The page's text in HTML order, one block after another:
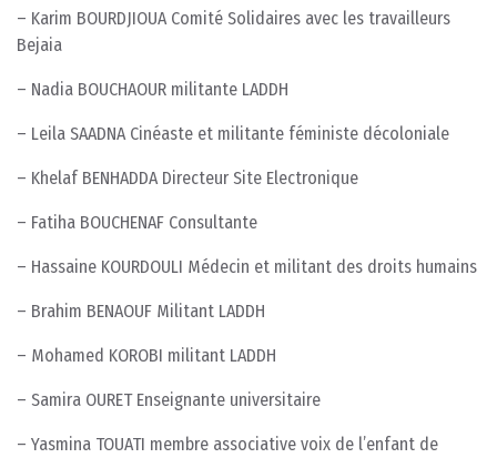
– Karim BOURDJIOUA Comité Solidaires avec les travailleurs
Bejaia
– Nadia BOUCHAOUR militante LADDH
– Leila SAADNA Cinéaste et militante féministe décoloniale
– Khelaf BENHADDA Directeur Site Electronique
– Fatiha BOUCHENAF Consultante
– Hassaine KOURDOULI Médecin et militant des droits humains
– Brahim BENAOUF Militant LADDH
– Mohamed KOROBI militant LADDH
– Samira OURET Enseignante universitaire
– Yasmina TOUATI membre associative voix de l’enfant de